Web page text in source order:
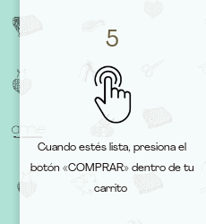
5
Cuando estés lista, presiona el
botón «COMPRAR» dentro de tu
carrito